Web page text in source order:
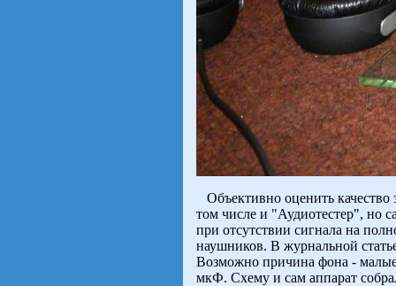
Объективно оценить качество
том числе и "Аудиотестер", но
при отсутствии сигнала на
наушников. В журнальной
Возможно причина фона - малые
мкФ. Схему и сам аппарат